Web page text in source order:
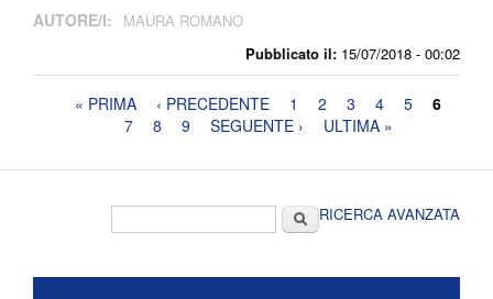
Pubblicato il: 15/07/2018 - 00:02
AUTORE/I: MAURA ROMANO
Pagine« PRIMA ‹ PRECEDENTE 1 2 3 4 5
6
7
8 9 SEGUENTE › ULTIMA »
CercaRICERCA AVANZATA